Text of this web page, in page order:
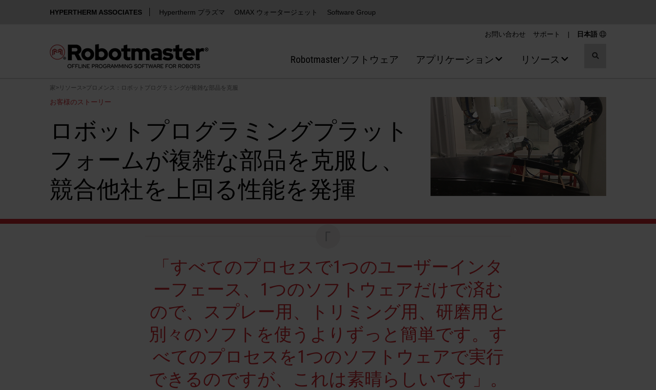
HYPERTHERM ASSOCIATES Hypertherm プラズマ OMAX ウォータージェット Software Group
お問い合わせ サポート | 日本語
Robotmasterソフトウェア アプリケーション リソース
切
ス
イ
ッ
家> リソース > プロメンス：ロボットプログラミングが複雑な部品を克服
お客様のストーリー
ロボットプログラミングプラット
フォームが複雑な部品を克服し、
競合他社を上回る性能を発揮
「すべてのプロセスで1つのユーザーインタ
ーフェース、1つのソフトウェアだけで済む
ので、スプレー用、トリミング用、研磨用と
別々のソフトを使うよりずっと簡単です。す
べてのプロセスを1つのソフトウェアで実行
できるのですが、これは素晴らしいです」。